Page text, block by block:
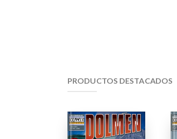
PRODUCTOS DESTACADOS